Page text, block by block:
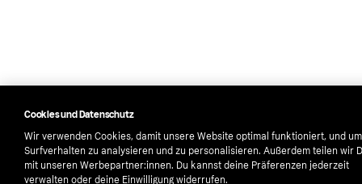
Cookies und Datenschutz
Wir verwenden Cookies, damit unsere Website optimal funktioniert, und
Surfverhalten zu analysieren und zu personalisieren. Außerdem teilen wir
mit unseren Werbepartner:innen. Du kannst deine Präferenzen jederzeit
verwalten oder deine Einwilligung widerrufen.